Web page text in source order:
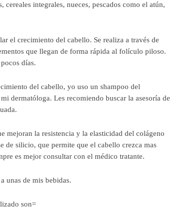
integrales, nueces, pescados como el atún,
el crecimiento del cabello. Se realiza a través de
que llegan de forma rápida al folículo piloso.
días.
del cabello, yo uso un shampoo del
dermatóloga. Les recomiendo buscar la asesoría de
mejoran la resistencia y la elasticidad del colágeno
de silicio, que permite que el cabello crezca mas
es mejor consultar con el médico tratante.
unas de mis bebidas.
son=